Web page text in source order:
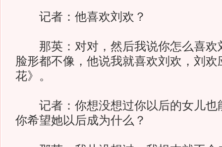
记者：他喜欢刘欢？
那英：对对，然后我说你怎么喜欢
脸形都不像，他说我就喜欢刘欢，刘欢
花》。
记者：你想没想过你以后的女儿也
你希望她以后成为什么？